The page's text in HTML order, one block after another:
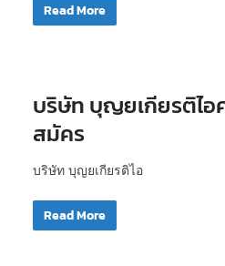
Read More
บริษัท บุญยเกียรติไอ
สมัคร
บริษัท บุญยเกียรติไอ
Read More